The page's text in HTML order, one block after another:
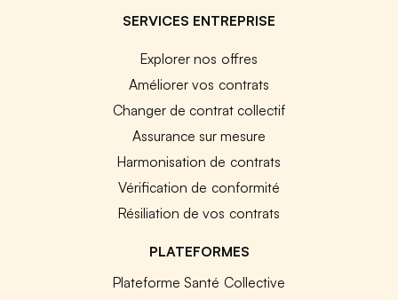
SERVICES ENTREPRISE
Explorer nos offres
Améliorer vos contrats
Changer de contrat collectif
Assurance sur mesure
Harmonisation de contrats
Vérification de conformité
Résiliation de vos contrats
PLATEFORMES
Plateforme Santé Collective